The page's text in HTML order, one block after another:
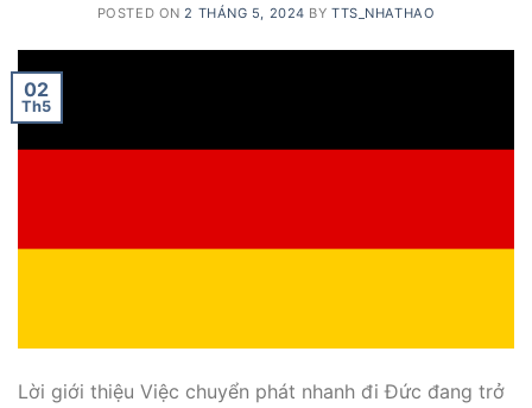
POSTED ON2 THÁNG 5, 2024 BYTTS_NHATHAO
02
Th5
Lời giới thiệu Việc chuyển phát nhanh đi Đức đang trở